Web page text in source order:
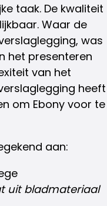
taak. De kwaliteit
Waar de
was
het presenteren
van het
heeft
om Ebony voor te
aan:
uit bladmateriaal